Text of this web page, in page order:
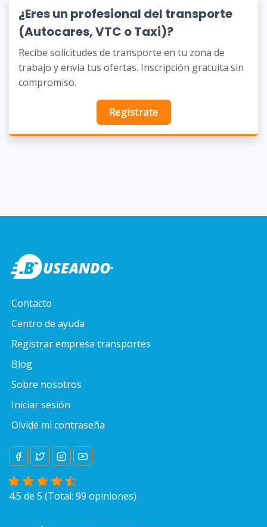
¿Eres un profesional del transporte
(Autocares, VTC o Taxi)?
Recibe solicitudes de transporte en tu zona de
trabajo y envia tus ofertas. Inscripción gratuita sin
compromiso.
Regístrate
Contacto
Centro de ayuda
Registrar empresa transportes
Blog
Sobre nosotros
Iniciar sesión
Olvidé mi contraseña
4.5 de 5 (Total: 99 opiniones)